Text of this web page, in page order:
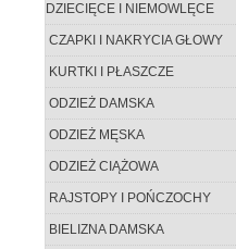
DZIECIĘCE I NIEMOWLĘCE
CZAPKI I NAKRYCIA GŁOWY
KURTKI I PŁASZCZE
ODZIEŻ DAMSKA
ODZIEŻ MĘSKA
ODZIEŻ CIĄŻOWA
RAJSTOPY I POŃCZOCHY
BIELIZNA DAMSKA